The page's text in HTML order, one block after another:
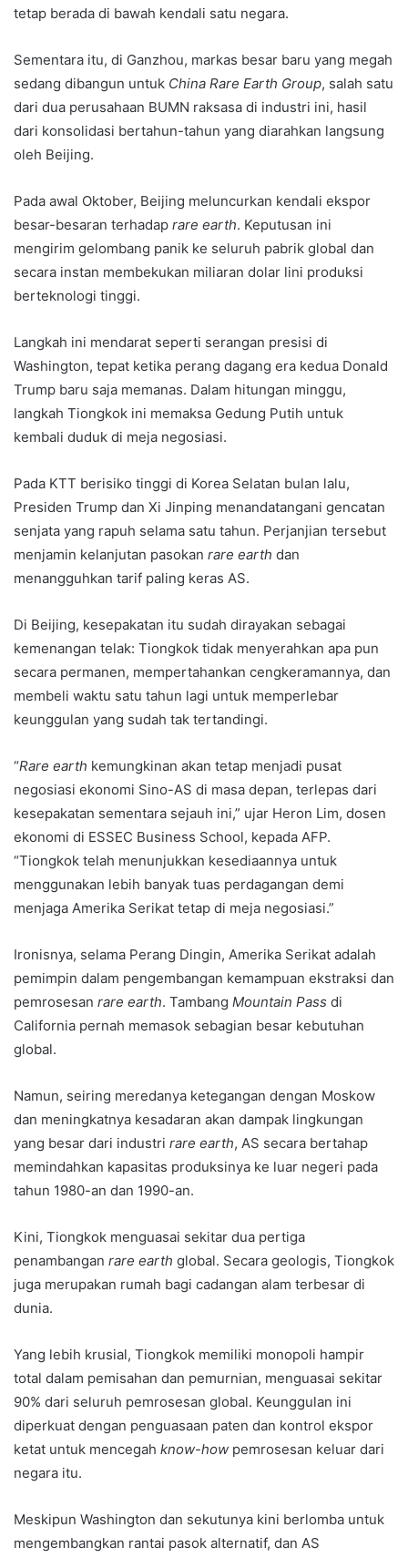
tetap berada di bawah kendali satu negara.
Sementara itu, di Ganzhou, markas besar baru yang megah
sedang dibangun untuk China Rare Earth Group, salah satu
dari dua perusahaan BUMN raksasa di industri ini, hasil
dari konsolidasi bertahun-tahun yang diarahkan langsung
oleh Beijing.
Pada awal Oktober, Beijing meluncurkan kendali ekspor
besar-besaran terhadap rare earth. Keputusan ini
mengirim gelombang panik ke seluruh pabrik global dan
secara instan membekukan miliaran dolar lini produksi
berteknologi tinggi.
Langkah ini mendarat seperti serangan presisi di
Washington, tepat ketika perang dagang era kedua Donald
Trump baru saja memanas. Dalam hitungan minggu,
langkah Tiongkok ini memaksa Gedung Putih untuk
kembali duduk di meja negosiasi.
Pada KTT berisiko tinggi di Korea Selatan bulan lalu,
Presiden Trump dan Xi Jinping menandatangani gencatan
senjata yang rapuh selama satu tahun. Perjanjian tersebut
menjamin kelanjutan pasokan rare earth dan
menangguhkan tarif paling keras AS.
Di Beijing, kesepakatan itu sudah dirayakan sebagai
kemenangan telak: Tiongkok tidak menyerahkan apa pun
secara permanen, mempertahankan cengkeramannya, dan
membeli waktu satu tahun lagi untuk memperlebar
keunggulan yang sudah tak tertandingi.
“Rare earth kemungkinan akan tetap menjadi pusat
negosiasi ekonomi Sino-AS di masa depan, terlepas dari
kesepakatan sementara sejauh ini,” ujar Heron Lim, dosen
ekonomi di ESSEC Business School, kepada AFP.
“Tiongkok telah menunjukkan kesediaannya untuk
menggunakan lebih banyak tuas perdagangan demi
menjaga Amerika Serikat tetap di meja negosiasi.”
Ironisnya, selama Perang Dingin, Amerika Serikat adalah
pemimpin dalam pengembangan kemampuan ekstraksi dan
pemrosesan rare earth. Tambang Mountain Pass di
California pernah memasok sebagian besar kebutuhan
global.
Namun, seiring meredanya ketegangan dengan Moskow
dan meningkatnya kesadaran akan dampak lingkungan
yang besar dari industri rare earth, AS secara bertahap
memindahkan kapasitas produksinya ke luar negeri pada
tahun 1980-an dan 1990-an.
Kini, Tiongkok menguasai sekitar dua pertiga
penambangan rare earth global. Secara geologis, Tiongkok
juga merupakan rumah bagi cadangan alam terbesar di
dunia.
Yang lebih krusial, Tiongkok memiliki monopoli hampir
total dalam pemisahan dan pemurnian, menguasai sekitar
90% dari seluruh pemrosesan global. Keunggulan ini
diperkuat dengan penguasaan paten dan kontrol ekspor
ketat untuk mencegah know-how pemrosesan keluar dari
negara itu.
Meskipun Washington dan sekutunya kini berlomba untuk
mengembangkan rantai pasok alternatif, dan AS